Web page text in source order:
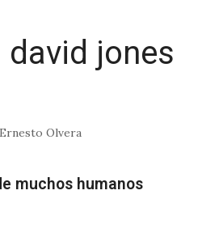
david jones
Olvera
muchos humanos